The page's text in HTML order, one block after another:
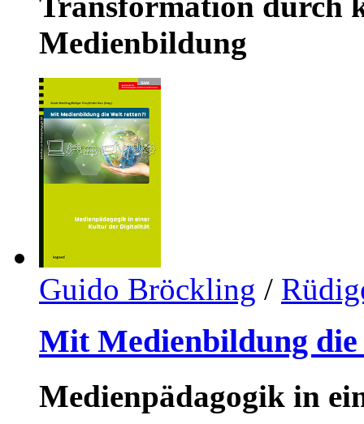
Medienbildung
Guido Bröckling /
Mit Medienbildung
Medienpädagogik in